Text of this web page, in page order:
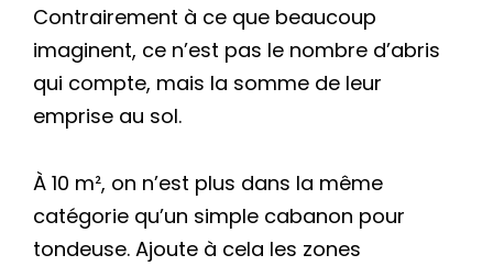
Contrairement à ce que beaucoup
imaginent, ce n’est pas le nombre d’abris
qui compte, mais la somme de leur
emprise au sol.
À 10 m², on n’est plus dans la même
catégorie qu’un simple cabanon pour
tondeuse. Ajoute à cela les zones